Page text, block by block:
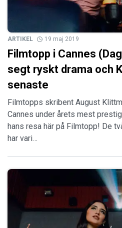
ARTIKEL 19 maj 2019
Filmtopp i Cannes (Dag
segt ryskt drama och
senaste
Filmtopps skribent August
Cannes under årets mest
hans resa här på Filmtopp! De
har vari…